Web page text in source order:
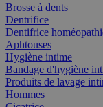
Brosse à dents
Dentrifice
Dentifrice
Aphtouses
Hygiène intime
Bandage d'hygiène
Produits de lavage
Hommes